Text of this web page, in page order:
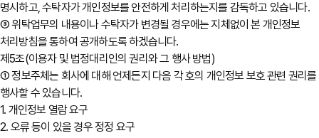
명시하고, 수탁자가 개인정보를 안전하게 처리하는지를 감독하고 있습니다.
③ 위탁업무의 내용이나 수탁자가 변경될 경우에는 지체없이 본 개인정보
처리방침을 통하여 공개하도록 하겠습니다.
제5조(이용자 및 법정대리인의 권리와 그 행사 방법)
① 정보주체는 회사에 대해 언제든지 다음 각 호의 개인정보 보호 관련 권리를
행사할 수 있습니다.
1. 개인정보 열람 요구
2. 오류 등이 있을 경우 정정 요구